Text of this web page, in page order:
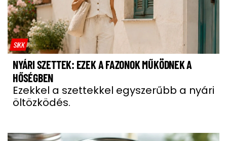
SIKK
NYÁRI SZETTEK: EZEK A FAZONOK MŰKÖDNEK A
HŐSÉGBEN
Ezekkel a szettekkel egyszerűbb a nyári
öltözködés.